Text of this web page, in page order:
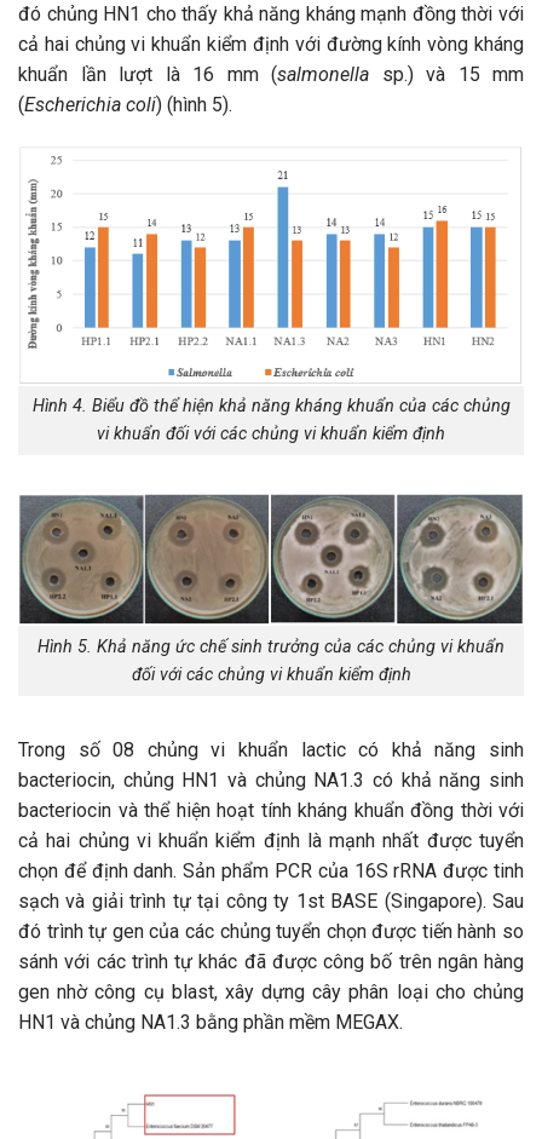
đó chủng HN1 cho thấy khả năng kháng mạnh đồng thời với
cả hai chủng vi khuẩn kiểm định với đường kính vòng kháng
khuẩn lần lượt là 16 mm (salmonella sp.) và 15 mm
(Escherichia coli) (hình 5).
Hình 4. Biểu đồ thể hiện khả năng kháng khuẩn của các chủng
vi khuẩn đối với các chủng vi khuẩn kiểm định
Hình 5. Khả năng ức chế sinh trưởng của các chủng vi khuẩn
đối với các chủng vi khuẩn kiểm định
Trong số 08 chủng vi khuẩn lactic có khả năng sinh
bacteriocin, chủng HN1 và chủng NA1.3 có khả năng sinh
bacteriocin và thể hiện hoạt tính kháng khuẩn đồng thời với
cả hai chủng vi khuẩn kiểm định là mạnh nhất được tuyển
chọn để định danh. Sản phẩm PCR của 16S rRNA được tinh
sạch và giải trình tự tại công ty 1st BASE (Singapore). Sau
đó trình tự gen của các chủng tuyển chọn được tiến hành so
sánh với các trình tự khác đã được công bố trên ngân hàng
gen nhờ công cụ blast, xây dựng cây phân loại cho chủng
HN1 và chủng NA1.3 bằng phần mềm MEGAX.